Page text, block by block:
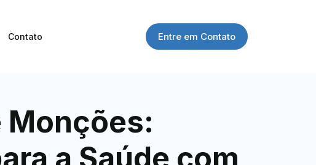
Contato Entre em Contato
Monções:
a Saúde com